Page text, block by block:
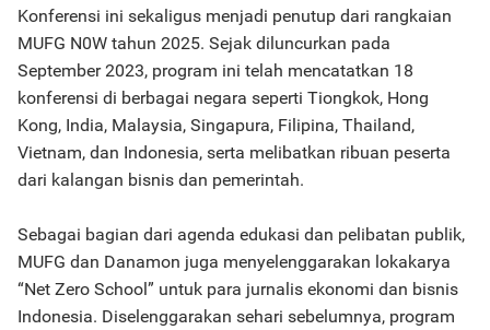
Konferensi ini sekaligus menjadi penutup dari rangkaian
MUFG N0W tahun 2025. Sejak diluncurkan pada
September 2023, program ini telah mencatatkan 18
konferensi di berbagai negara seperti Tiongkok, Hong
Kong, India, Malaysia, Singapura, Filipina, Thailand,
Vietnam, dan Indonesia, serta melibatkan ribuan peserta
dari kalangan bisnis dan pemerintah.
Sebagai bagian dari agenda edukasi dan pelibatan publik,
MUFG dan Danamon juga menyelenggarakan lokakarya
“Net Zero School” untuk para jurnalis ekonomi dan bisnis
Indonesia. Diselenggarakan sehari sebelumnya, program